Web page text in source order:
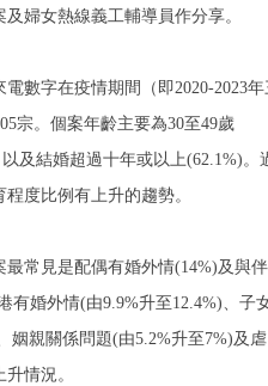
婦女熱線義工輔導員作分享。
數字在疫情期間（即2020-2023年
宗。個案年齡主要為30至49歲
及結婚超過十年或以上(62.1%)。
度比例有上升的趨勢。
常見是配偶有婚外情(14%)及與伴
有婚外情(由9.9%升至12.4%)、子
姻親關係問題(由5.2%升至7%)及虐
情況。